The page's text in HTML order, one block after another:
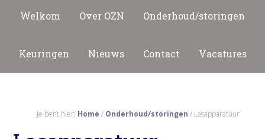
Welkom Over OZN Onderhoud/storingen
Keuringen Nieuws Contact Vacatures
Je bent hier: Home / Onderhoud/storingen / Lasapparatuur